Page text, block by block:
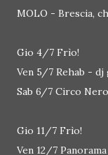
MOLO - Brescia,
Gio 4/7 Frìo!
Ven 5/7 Rehab - dj
Sab 6/7 Circo
Gio 11/7 Frìo!
Ven 12/7